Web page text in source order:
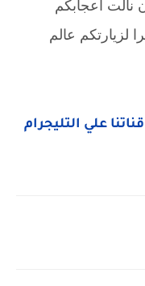
نالت اعجابكم
لزيارتكم عالم
علي التليجرام